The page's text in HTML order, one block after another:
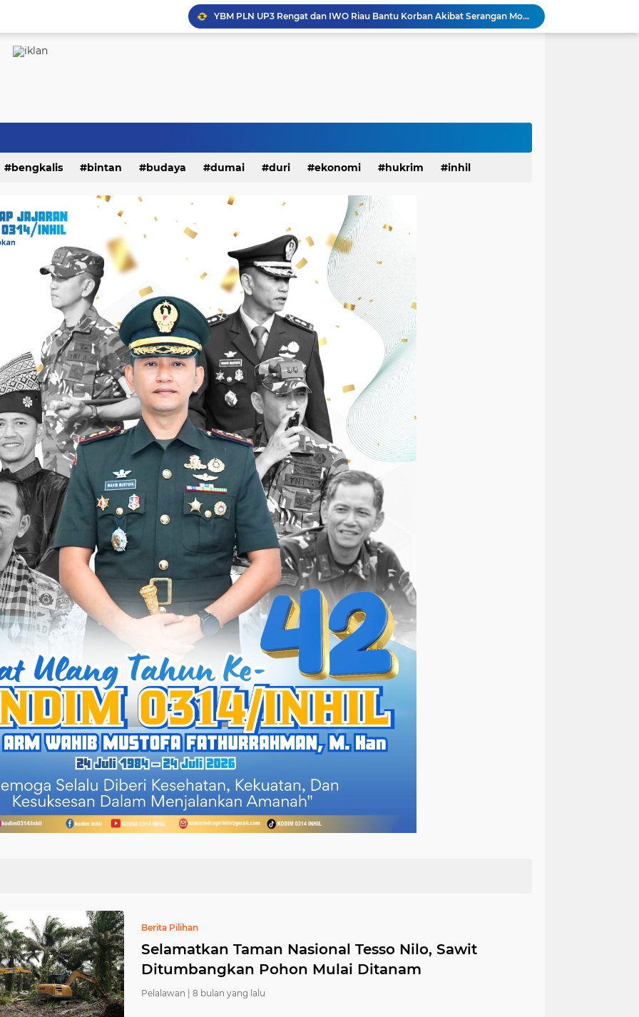
Dinilai Beratkan Media Startup, SMSI Riau Minta Permenkum Nomor 49 Tahun 2025 Dikaji Ulang
Update! Pasca 1 Ekor Monyet Liar Ditembak Mati, 2 Orang Kembali Jadi Korban
Apel Siaga Karhutla 2026 Digelar di Sabak Auh, Polsek dan Forkopimcam Perkuat Kesiapsiagaan Cegah Kebakaran
bengkalis bintan budaya dumai duri ekonomi hukrim inhil
karimun kesehatan khusus
nasional natuna olahraga opini padang pariwisata
peristiwa rohul siak solok sosial
Berita Pilihan
Selamatkan Taman Nasional Tesso Nilo, Sawit
Ditumbangkan Pohon Mulai Ditanam
Pelalawan | 8 bulan yang lalu